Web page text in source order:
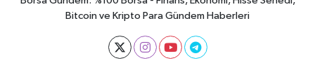
Bitcoin ve Kripto Para Gündem Haberleri